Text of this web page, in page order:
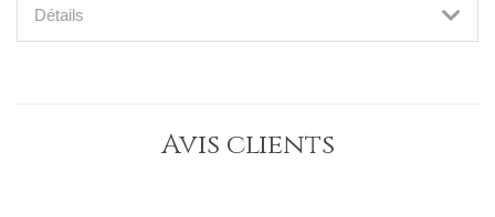
Détails
Avis clients